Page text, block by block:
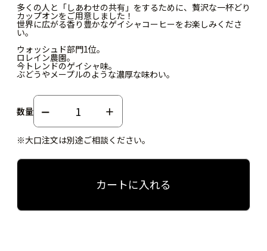
多くの人と「しあわせの共有」をするために、贅沢な一杯どり
カップオンをご用意しました！
世界に広がる香り豊かなゲイシャコーヒーをお楽しみくださ
い。
ウォッシュド部門1位。
ロレイン農園。
今トレンドのゲイシャ味。
ぶどうやメープルのような濃厚な味わい。
数量
※大口注文は別途ご相談ください。
カートに入れる